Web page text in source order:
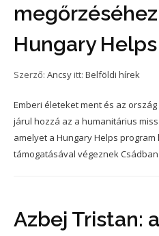
Hungary
Szerző: Ancsy itt: Belföldi hírek
Emberi életeket ment és az
járul hozzá az a humanitárius
amelyet a Hungary Helps
támogatásával végeznek Csádban.
Azbej Tristan: